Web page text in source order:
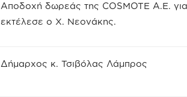
Αποδοχή δωρεάς της COSMOTE A.E.
εκτέλεσε ο Χ. Νεονάκης.
Δήμαρχος κ. Τσιβόλας Λάμπρος